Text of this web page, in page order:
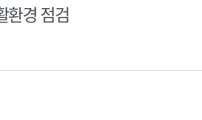
환경 점검